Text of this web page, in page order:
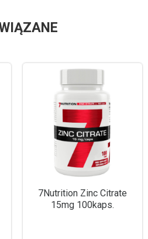
7Nutrition Zinc Citrate
15mg 100kaps.